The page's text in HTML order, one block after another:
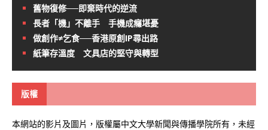
舊物復修──即棄時代的逆流
長者「機」不離手 手機成癮堪憂
做創作≠乞食──香港原創IP尋出路
紙筆存溫度 文具店的堅守與轉型
版權
本網站的影片及圖片，版權屬中文大學新聞與傳播學院所有，未經